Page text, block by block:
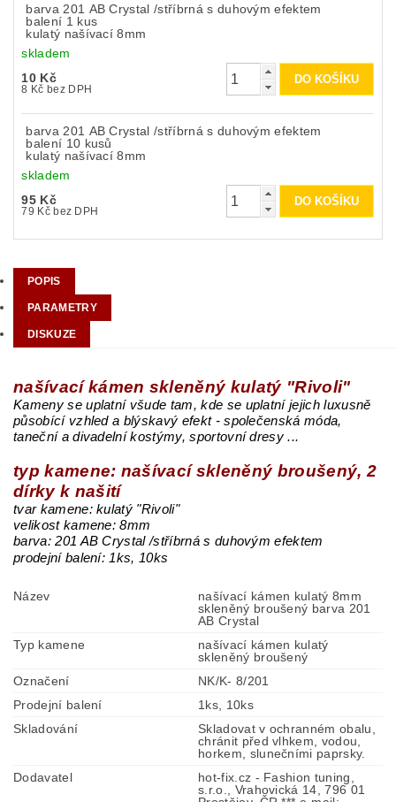
barva 201 AB Crystal /stříbrná s duhovým efektem
balení 1 kus
kulatý našívací 8mm
skladem
10 Kč
8 Kč bez DPH
barva 201 AB Crystal /stříbrná s duhovým efektem
balení 10 kusů
kulatý našívací 8mm
skladem
95 Kč
79 Kč bez DPH
POPIS
PARAMETRY
DISKUZE
našívací kámen skleněný kulatý "Rivoli"
Kameny se uplatní všude tam, kde se uplatní jejich luxusně
působící vzhled a blýskavý efekt - společenská móda,
taneční a divadelní kostýmy, sportovní dresy ...
typ kamene: našívací skleněný broušený, 2
dírky k našití
tvar kamene: kulatý "Rivoli"
velikost kamene: 8mm
barva: 201 AB Crystal /stříbrná s duhovým efektem
prodejní balení:1ks, 10ks
Název
našívací kámen kulatý 8mm
skleněný broušený barva 201
AB Crystal
Typ kamene
našívací kámen kulatý
skleněný broušený
Označení
NK/K- 8/201
Prodejní balení
1ks, 10ks
Skladování
Skladovat v ochranném obalu,
chránit před vlhkem, vodou,
horkem, slunečními paprsky.
Dodavatel
hot-fix.cz - Fashion tuning,
s.r.o., Vrahovická 14, 796 01